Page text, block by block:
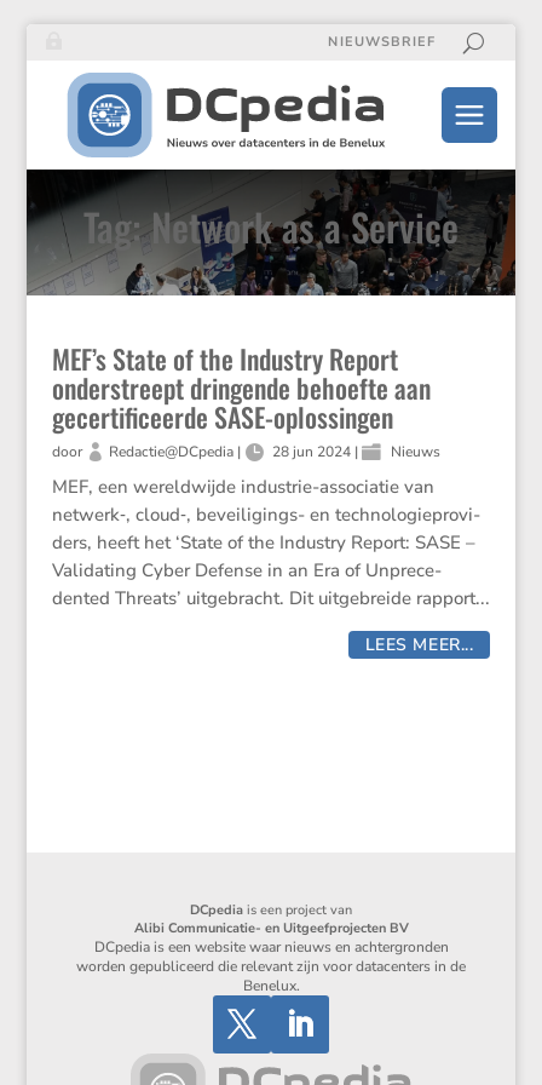
NIEUWSBRIEF
Tag: Network as a Service
MEF’s State of the Industry Report
onderstreept dringende behoefte aan
gecertificeerde SASE-oplossingen
door Redactie@DCpedia| 28 jun 2024 | Nieuws
MEF, een wereld­wijde industrie-associ­atie van
netwerk‑, cloud‑, bevei­li­gings- en techno­lo­gie­pro­vi­
ders, heeft het ‘State of the Industry Report: SASE –
Valida­ting Cyber Defense in an Era of Unpre­ce­
dented Threats’ uitge­bracht. Dit uitge­breide rapport...
LEES MEER...
DCpedia is een project van
Alibi Communicatie- en Uitgeefprojecten BV
DCpedia is een website waar nieuws en achtergronden
worden gepubliceerd die relevant zijn voor datacenters in de
Benelux.